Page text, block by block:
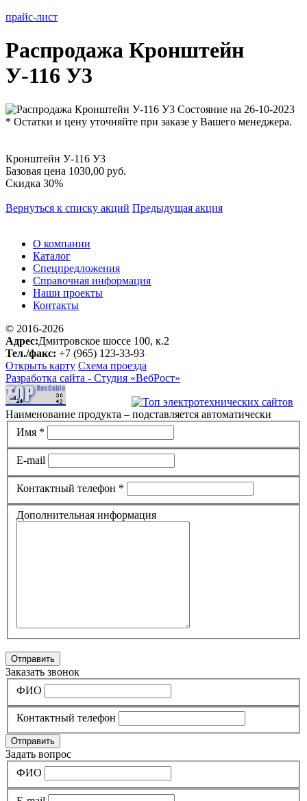
прайс-лист
Распродажа Кронштейн
У-116 У3
Состояние на 26-10-2023
* Остатки и цену уточняйте при заказе у Вашего менеджера.
Кронштейн У-116 У3
Базовая цена 1030,00 руб.
Скидка 30%
Вернуться к списку акций Предыдущая акция
О компании
Каталог
Спецпредложения
Справочная информация
Наши проекты
Контакты
© 2016-2026
Адрес:Дмитровское шоссе 100, к.2
Тел./факс: +7 (965) 123-33-93
Открыть карту Схема проезда
Разработка сайта - Студия «ВебРост»
Наименование продукта – подставляется автоматически
Имя *
E-mail
Контактный телефон *
Дополнительная информация
Отправить
Заказать звонок
ФИО
Контактный телефон
Отправить
Задать вопрос
ФИО